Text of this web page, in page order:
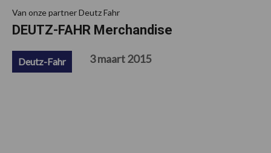
Van onze partner Deutz Fahr
DEUTZ-FAHR Merchandise
Deutz-Fahr 3 maart 2015